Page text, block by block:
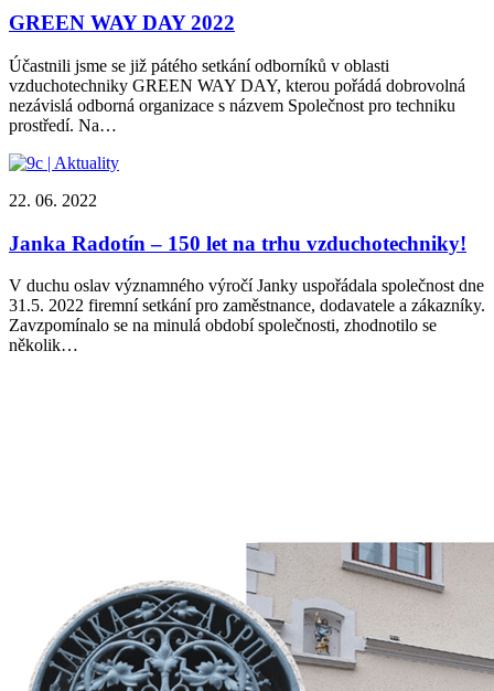
GREEN WAY DAY 2022
Účastnili jsme se již pátého setkání odborníků v oblasti
vzduchotechniky GREEN WAY DAY, kterou pořádá dobrovolná
nezávislá odborná organizace s názvem Společnost pro techniku
prostředí. Na…
22. 06. 2022
Janka Radotín – 150 let na trhu vzduchotechniky!
V duchu oslav významného výročí Janky uspořádala společnost dne
31.5. 2022 firemní setkání pro zaměstnance, dodavatele a zákazníky.
Zavzpomínalo se na minulá období společnosti, zhodnotilo se
několik…